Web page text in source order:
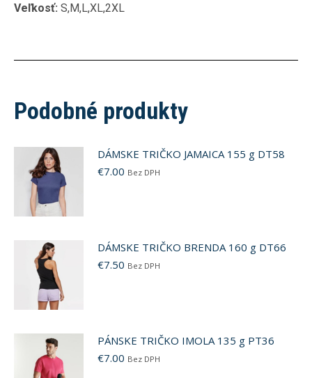
Veľkosť: S,M,L,XL,2XL
Podobné produkty
DÁMSKE TRIČKO JAMAICA 155 g DT58
€7.00 Bez DPH
DÁMSKE TRIČKO BRENDA 160 g DT66
€7.50 Bez DPH
PÁNSKE TRIČKO IMOLA 135 g PT36
€7.00 Bez DPH